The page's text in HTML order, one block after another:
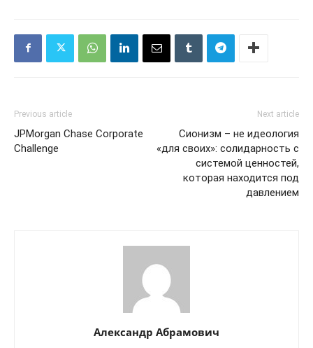
Previous article
JPMorgan Chase Corporate
Challenge
Next article
Сионизм – не идеология
«для своих»: солидарность с
системой ценностей,
которая находится под
давлением
Александр Абрамович